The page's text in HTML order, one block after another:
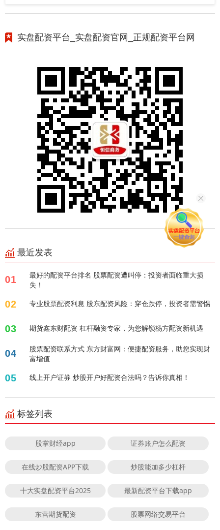
实盘配资平台_实盘配资官网_正规配资平台网
最近发表
01
最好的配资平台排名 股票配资遭叫停：投资者面临重大损
失！
02 专业股票配资利息 股东配资风险：穿仓跌停，投资者需警惕
03 期货鑫东财配资 杠杆融资专家，为您解锁杨方配资新机遇
04
股票配资联系方式 东方财富网：便捷配资服务，助您实现财
富增值
05 线上开户证券 炒股开户好配资合法吗？告诉你真相！
标签列表
股掌财经app 证券账户怎么配资
在线炒股配资APP下载 炒股能加多少杠杆
十大实盘配资平台2025 最新配资平台下载app
东营期货配资 股票网络交易平台